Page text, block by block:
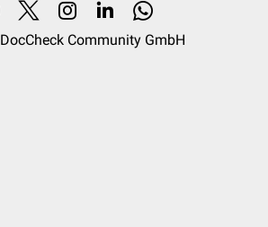
DocCheck Community GmbH